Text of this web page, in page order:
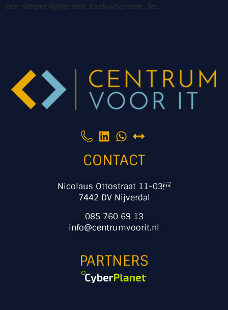
een simpel lijstje met zoekwoorden. Je…
CONTACT
Nicolaus Ottostraat 11-03
7442 DV Nijverdal
085 760 69 13
info@centrumvoorit.nl
PARTNERS